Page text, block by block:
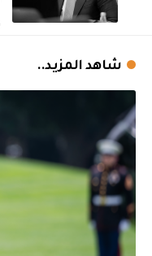
شاهد المزيد..